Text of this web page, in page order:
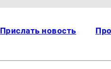
Прислать новость